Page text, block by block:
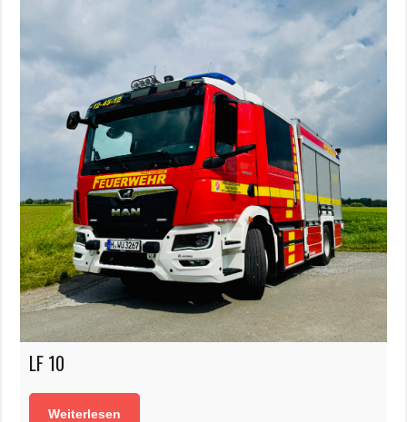
LF 10
Weiterlesen